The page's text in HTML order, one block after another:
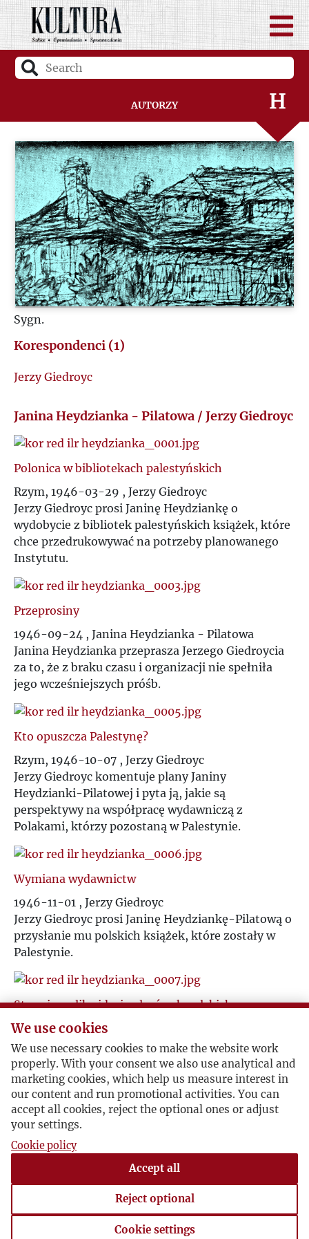
Autorzy
F
G
H
I
J
K
L
Ł
R
U
Sygn.
Korespondenci (1)
Jerzy Giedroyc
Janina Heydzianka - Pilatowa / Jerzy Giedroyc
Polonica w bibliotekach palestyńskich
Rzym, 1946-03-29 , Jerzy Giedroyc
Jerzy Giedroyc prosi Janinę Heydziankę o
wydobycie z bibliotek palestyńskich książek, które
chce przedrukowywać na potrzeby planowanego
Instytutu.
Przeprosiny
1946-09-24 , Janina Heydzianka - Pilatowa
Janina Heydzianka przeprasza Jerzego Giedroycia
za to, że z braku czasu i organizacji nie spełniła
jego wcześniejszych próśb.
Kto opuszcza Palestynę?
Rzym, 1946-10-07 , Jerzy Giedroyc
Jerzy Giedroyc komentuje plany Janiny
Heydzianki-Pilatowej i pyta ją, jakie są
perspektywy na współpracę wydawniczą z
Polakami, którzy pozostaną w Palestynie.
Wymiana wydawnictw
1946-11-01 , Jerzy Giedroyc
Jerzy Giedroyc prosi Janinę Heydziankę-Pilatową o
przysłanie mu polskich książek, które zostały w
Palestynie.
Stopniowa likwidacja placówek polskich w
Palestynie
1946-11-15 , Janina Heydzianka - Pilatowa
Janina Heydzianka-Pilatowa opisuje Jerzemu
Giedroyciowi postępy w przenoszeniu się Polaków
z Palestyny do innych krajów.
Potwierdzenie odbioru książek
Rzym, 1946-12-10 , Jerzy Giedroyc
Jerzy Giedroyc dziękuję Janinie Heydziance-
Pilatowej za książki wysłane do Instytutu z
We use cookies
We use necessary cookies to make the website work
properly. With your consent we also use analytical and
marketing cookies, which help us measure interest in
our content and run promotional activities. You can
accept all cookies, reject the optional ones or adjust
your settings.
Cookie policy
Accept all
Reject optional
Cookie settings